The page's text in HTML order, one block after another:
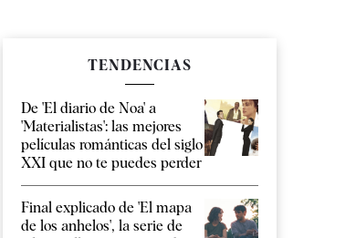
TENDENCIAS
De 'El diario de Noa' a
'Materialistas': las mejores
películas románticas del siglo
XXI que no te puedes perder
Final explicado de 'El mapa
de los anhelos', la serie de